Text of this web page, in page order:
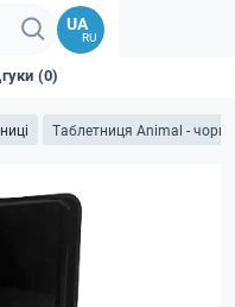
UA
RU
Таблетниця Animal - чорна
(0)